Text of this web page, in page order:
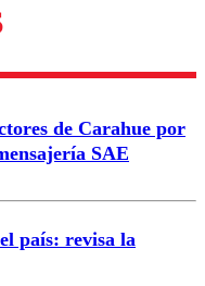
para garantizar un
de Carahue por
SAE
país: revisa la